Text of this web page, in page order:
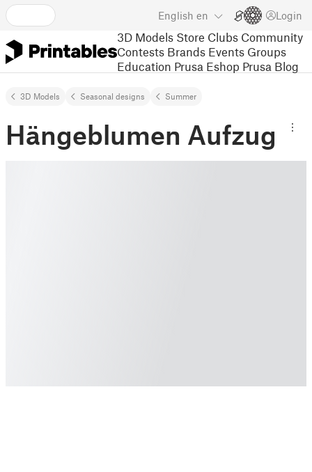
English en Login
3D Models Store Clubs Community
Contests Brands Events Groups
Education Prusa Eshop Prusa Blog
3D Models Seasonal designs Summer
Hängeblumen Aufzug